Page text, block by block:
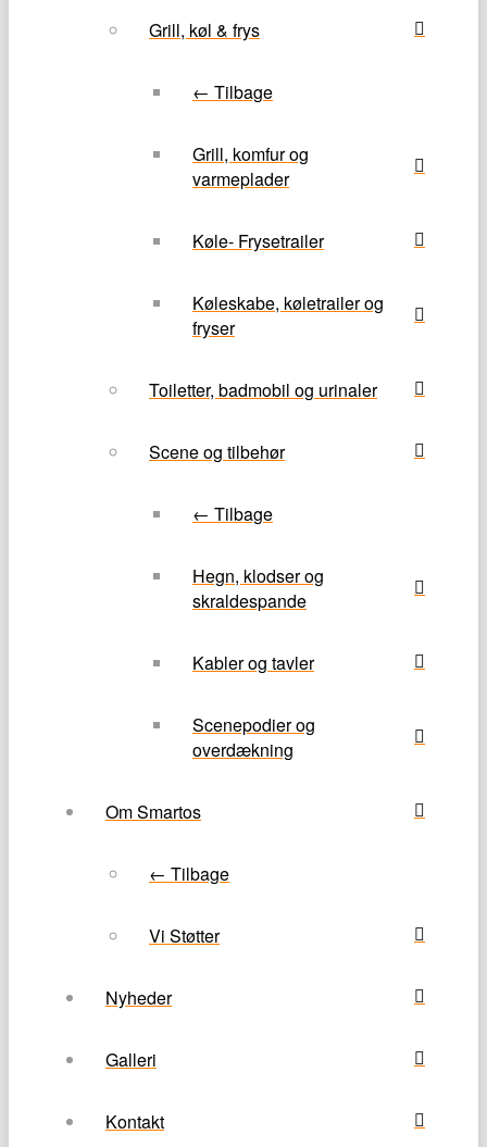
Grill, køl & frys
← Tilbage
Grill, komfur og
varmeplader
Køle- Frysetrailer
Køleskabe, køletrailer og
fryser
Toiletter, badmobil og urinaler
Scene og tilbehør
← Tilbage
Hegn, klodser og
skraldespande
Kabler og tavler
Scenepodier og
overdækning
Om Smartos
← Tilbage
Vi Støtter
Nyheder
Galleri
Kontakt